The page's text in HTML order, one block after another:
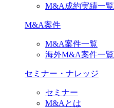
M&A成約実績一覧
M&A案件
M&A案件一覧
海外M&A案件一覧
セミナー・ナレッジ
セミナー
M&Aとは